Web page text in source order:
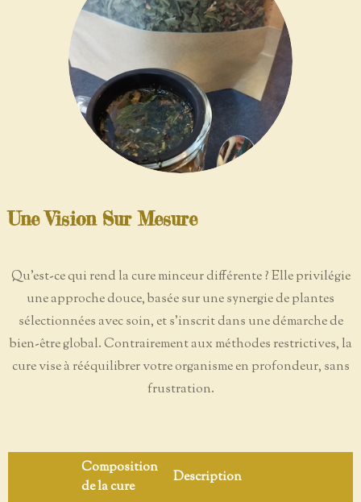
Une Vision Sur Mesure
Qu'est-ce qui rend la cure minceur différente ? Elle privilégie
une approche douce, basée sur une synergie de plantes
sélectionnées avec soin, et s'inscrit dans une démarche de
bien-être global. Contrairement aux méthodes restrictives, la
cure vise à rééquilibrer votre organisme en profondeur, sans
frustration.
Composition
de la cure
Description